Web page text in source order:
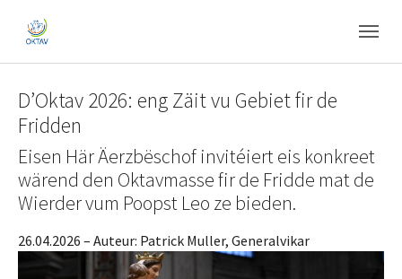
D’Oktav 2026: eng Zäit vu Gebiet fir de
Fridden
Eisen Här Äerzbëschof invitéiert eis konkreet
wärend den Oktavmasse fir de Fridde mat de
Wierder vum Poopst Leo ze bieden.
26.04.2026 – Auteur: Patrick Muller, Generalvikar